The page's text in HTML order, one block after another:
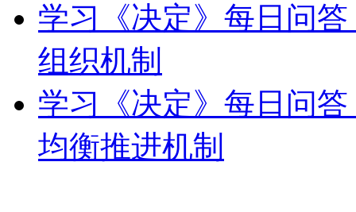
学习《决定》每日问
组织机制
学习《决定》每日问
均衡推进机制